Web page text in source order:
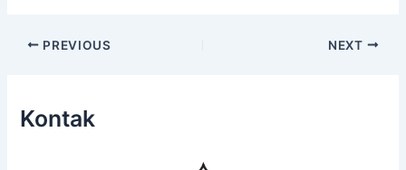
Post
PREVIOUS NEXT
Kontak